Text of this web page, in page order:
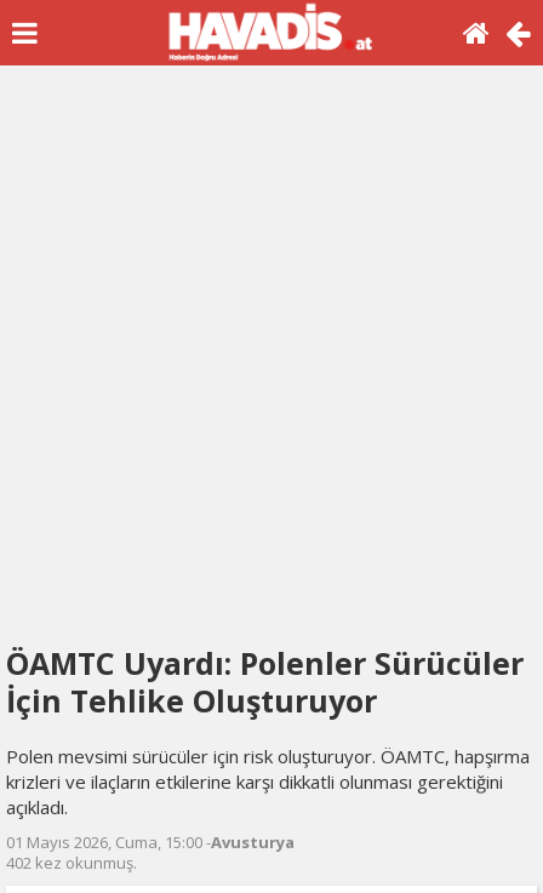
ÖAMTC Uyardı: Polenler Sürücüler
İçin Tehlike Oluşturuyor
Polen mevsimi sürücüler için risk oluşturuyor. ÖAMTC, hapşırma
krizleri ve ilaçların etkilerine karşı dikkatli olunması gerektiğini
açıkladı.
01 Mayıs 2026, Cuma, 15:00 -Avusturya
402 kez okunmuş.